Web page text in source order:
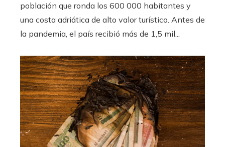
población que ronda los 600 000 habitantes y
una costa adriática de alto valor turístico. Antes de
la pandemia, el país recibió más de 1,5 mil...